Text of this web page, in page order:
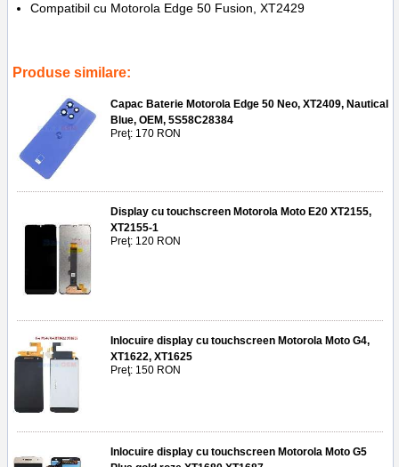
Compatibil cu Motorola Edge 50 Fusion, XT2429
Produse similare:
Capac Baterie Motorola Edge 50 Neo, XT2409, Nautical
Blue, OEM, 5S58C28384
Preţ: 170 RON
Display cu touchscreen Motorola Moto E20 XT2155,
XT2155-1
Preţ: 120 RON
Inlocuire display cu touchscreen Motorola Moto G4,
XT1622, XT1625
Preţ: 150 RON
Inlocuire display cu touchscreen Motorola Moto G5